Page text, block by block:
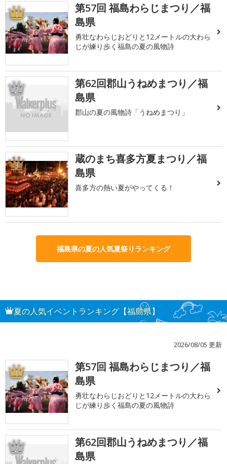
1
第57回 福島わらじまつり／福
島県
勇壮なわらじおどりと12メートルの大わら
じが練り歩く福島の夏の風物詩
2
第62回郡山うねめまつり／福
島県
郡山の夏の風物詩「うねめまつり」
3
蔵のまち喜多方夏まつり／福
島県
喜多方の熱い夏がやってくる！
福島県の夏の人気夏祭りランキング
夏の人気イベントランキング【福島県】
2026/08/05 更新
1
第57回 福島わらじまつり／福
島県
勇壮なわらじおどりと12メートルの大わら
じが練り歩く福島の夏の風物詩
2
第62回郡山うねめまつり／福
島県